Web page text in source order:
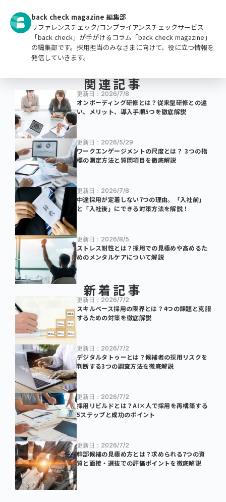
back check magazine 編集部
リファレンスチェック/コンプライアンスチェックサービス
「back check」が手がけるコラム「back check magazine」
の編集部です。採用担当のみなさまに向けて、役に立つ情報を
発信していきます。
関連記事
更新日：2026/7/8
オンボーディング研修とは？従来型研修との違
い、メリット、導入手順5つを徹底解説
更新日：2026/5/29
ワークエンゲージメントの尺度とは？ 3つの指
標の測定方法と質問項目を徹底解説
更新日：2026/7/8
中途採用が定着しない7つの理由。「入社前」
と「入社後」にできる対策方法を解説！
更新日：2026/8/5
ストレス耐性とは？採用での見極めや高めるた
めのメンタルケアについて解説
新着記事
更新日：2026/7/2
スキルベース採用の限界とは？4つの課題と克服
するための対策を徹底解説
更新日：2026/7/2
デジタルタトゥーとは？候補者の採用リスクを
判断する3つの調査方法を徹底解説
更新日：2026/7/2
採用リビルドとは？AI×人で採用を再構築する
5ステップと成功のポイント
更新日：2026/7/2
幹部候補の見極め方とは？求められる7つの資
質と面接・選抜での評価ポイントを徹底解説